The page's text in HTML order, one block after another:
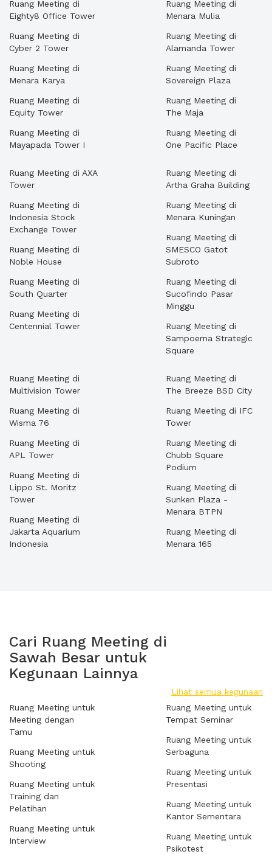
Ruang Meeting di
Eighty8 Office Tower
Ruang Meeting di
Cyber 2 Tower
Ruang Meeting di
Menara Karya
Ruang Meeting di
Equity Tower
Ruang Meeting di
Mayapada Tower I
Ruang Meeting di
Menara Mulia
Ruang Meeting di
Alamanda Tower
Ruang Meeting di
Sovereign Plaza
Ruang Meeting di
The Maja
Ruang Meeting di
One Pacific Place
Ruang Meeting di AXA
Tower
Ruang Meeting di
Indonesia Stock
Exchange Tower
Ruang Meeting di
Noble House
Ruang Meeting di
South Quarter
Ruang Meeting di
Centennial Tower
Ruang Meeting di
Artha Graha Building
Ruang Meeting di
Menara Kuningan
Ruang Meeting di
SMESCO Gatot
Subroto
Ruang Meeting di
Sucofindo Pasar
Minggu
Ruang Meeting di
Sampoerna Strategic
Square
Ruang Meeting di
Multivision Tower
Ruang Meeting di
Wisma 76
Ruang Meeting di
APL Tower
Ruang Meeting di
Lippo St. Moritz
Tower
Ruang Meeting di
Jakarta Aquarium
Indonesia
Ruang Meeting di
The Breeze BSD City
Ruang Meeting di IFC
Tower
Ruang Meeting di
Chubb Square
Podium
Ruang Meeting di
Sunken Plaza -
Menara BTPN
Ruang Meeting di
Menara 165
Cari Ruang Meeting di
Sawah Besar untuk
Kegunaan Lainnya
Lihat semua kegunaan
Ruang Meeting untuk
Meeting dengan
Tamu
Ruang Meeting untuk
Shooting
Ruang Meeting untuk
Training dan
Pelatihan
Ruang Meeting untuk
Interview
Ruang Meeting untuk
Tempat Seminar
Ruang Meeting untuk
Serbaguna
Ruang Meeting untuk
Presentasi
Ruang Meeting untuk
Kantor Sementara
Ruang Meeting untuk
Psikotest